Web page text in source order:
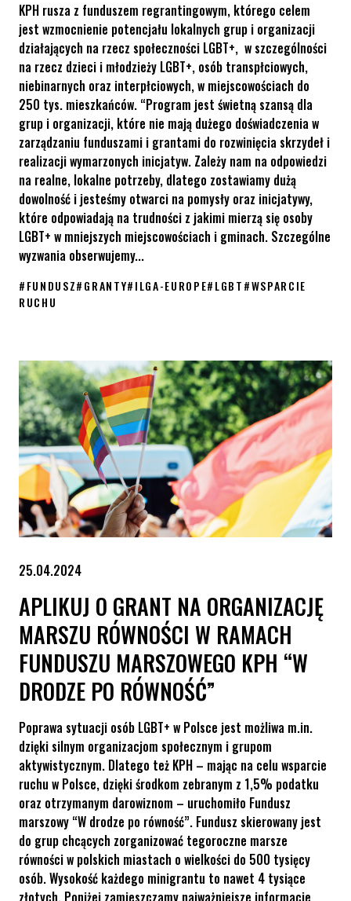
KPH rusza z funduszem regrantingowym, którego celem
jest wzmocnienie potencjału lokalnych grup i organizacji
działających na rzecz społeczności LGBT+, w szczególności
na rzecz dzieci i młodzieży LGBT+, osób transpłciowych,
niebinarnych oraz interpłciowych, w miejscowościach do
250 tys. mieszkańców. “Program jest świetną szansą dla
grup i organizacji, które nie mają dużego doświadczenia w
zarządzaniu funduszami i grantami do rozwinięcia skrzydeł i
realizacji wymarzonych inicjatyw. Zależy nam na odpowiedzi
na realne, lokalne potrzeby, dlatego zostawiamy dużą
dowolność i jesteśmy otwarci na pomysły oraz inicjatywy,
które odpowiadają na trudności z jakimi mierzą się osoby
LGBT+ w mniejszych miejscowościach i gminach. Szczególne
wyzwania obserwujemy...
#FUNDUSZ#GRANTY#ILGA-EUROPE#LGBT#WSPARCIE
RUCHU
25.04.2024
APLIKUJ O GRANT NA ORGANIZACJĘ
MARSZU RÓWNOŚCI W RAMACH
FUNDUSZU MARSZOWEGO KPH “W
DRODZE PO RÓWNOŚĆ”
Poprawa sytuacji osób LGBT+ w Polsce jest możliwa m.in.
dzięki silnym organizacjom społecznym i grupom
aktywistycznym. Dlatego też KPH – mając na celu wsparcie
ruchu w Polsce, dzięki środkom zebranym z 1,5% podatku
oraz otrzymanym darowiznom – uruchomiło Fundusz
marszowy “W drodze po równość”. Fundusz skierowany jest
do grup chcących zorganizować tegoroczne marsze
równości w polskich miastach o wielkości do 500 tysięcy
osób. Wysokość każdego minigrantu to nawet 4 tysiące
złotych. Poniżej zamieszczamy najważniejsze informacje